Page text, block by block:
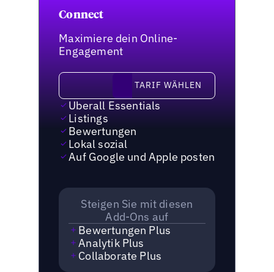
Connect
Maximiere dein Online-
Engagement
Tarif wählen
TARIF WÄHLEN
Uberall Essentials
Listings
Bewertungen
Lokal sozial
Auf Google und Apple posten
Steigen Sie mit diesen
Add-Ons auf
Bewertungen Plus
Analytik Plus
Collaborate Plus